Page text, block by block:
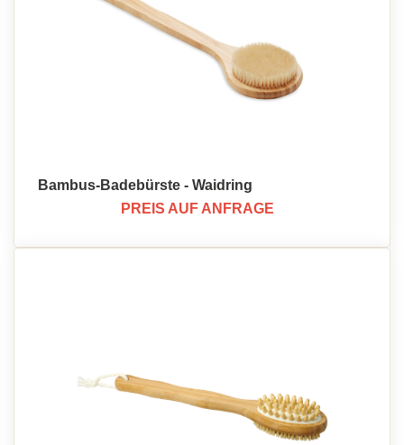
Bambus-Badebürste - Waidring
PREIS AUF ANFRAGE